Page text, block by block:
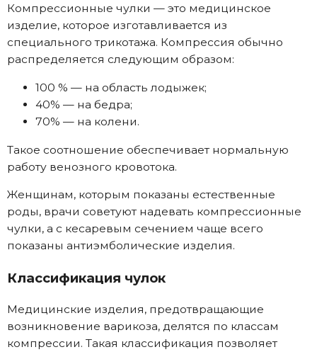
Компрессионные чулки — это медицинское
изделие, которое изготавливается из
специального трикотажа. Компрессия обычно
распределяется следующим образом:
100 % — на область лодыжек;
40% — на бедра;
70% — на колени.
Такое соотношение обеспечивает нормальную
работу венозного кровотока.
Женщинам, которым показаны естественные
роды, врачи советуют надевать компрессионные
чулки, а с кесаревым сечением чаще всего
показаны антиэмболические изделия.
Классификация чулок
Медицинские изделия, предотвращающие
возникновение варикоза, делятся по классам
компрессии. Такая классификация позволяет